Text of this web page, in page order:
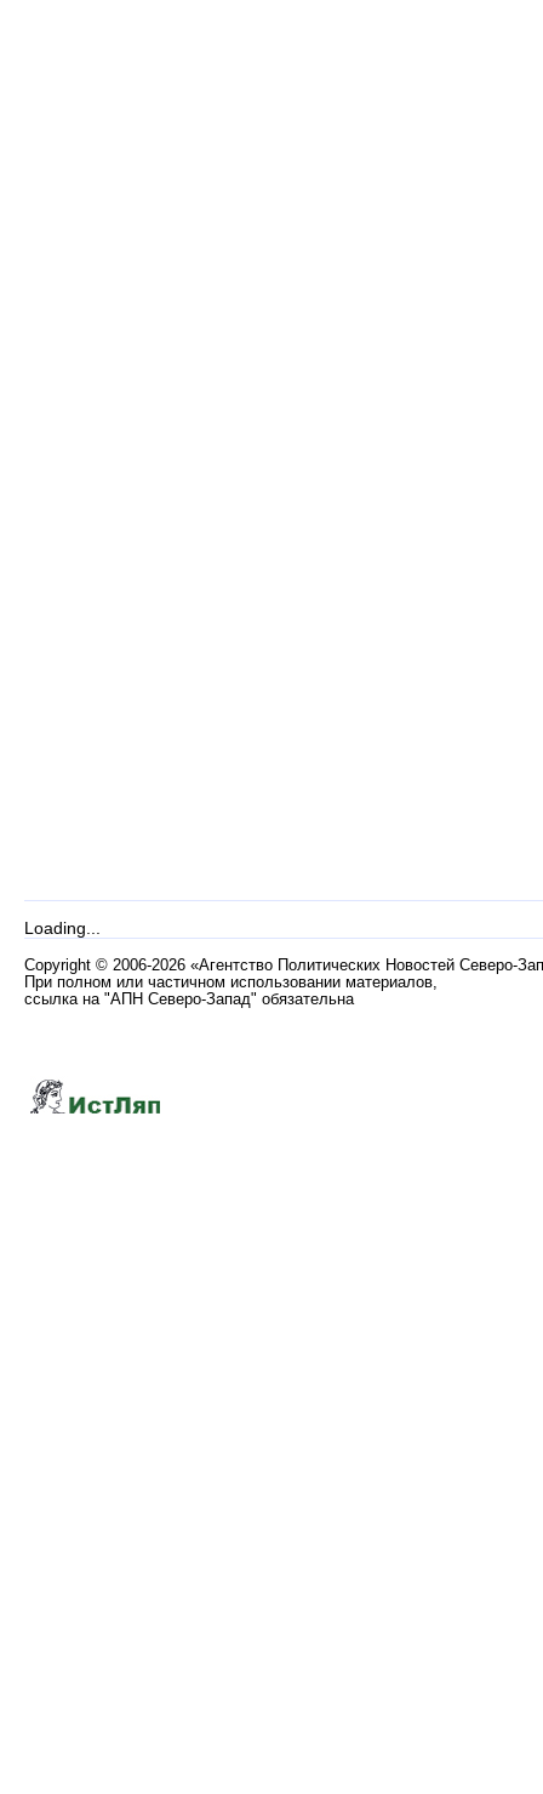
Loading...
Copyright © 2006-2026 «Агентство Политических Новостей Северо-
При полном или частичном использовании материалов,
ссылка на "АПН Северо-Запад" обязательна